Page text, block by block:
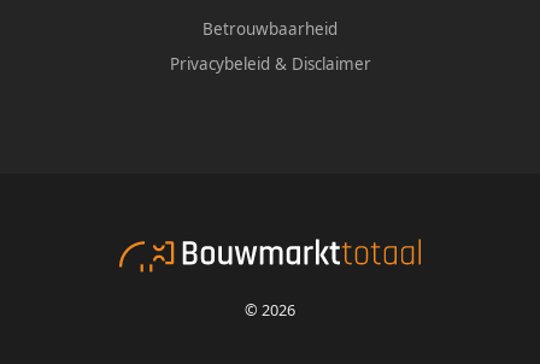
Betrouwbaarheid
Privacybeleid & Disclaimer
© 2026